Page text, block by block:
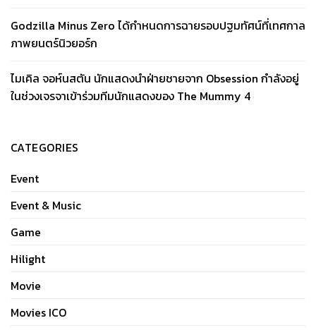
Godzilla Minus Zero ได้กำหนดการฉายรอบปฐมทัศน์ที่เทศกาล
ภาพยนตร์นิวยอร์ก
ไมเคิล จอห์นสตัน นักแสดงนำฝ่ายชายจาก Obsession กำลังอยู่
ในช่วงเจรจาเข้าร่วมทีมนักแสดงของ The Mummy 4
CATEGORIES
Event
Event & Music
Game
Hilight
Movie
Movies ICO